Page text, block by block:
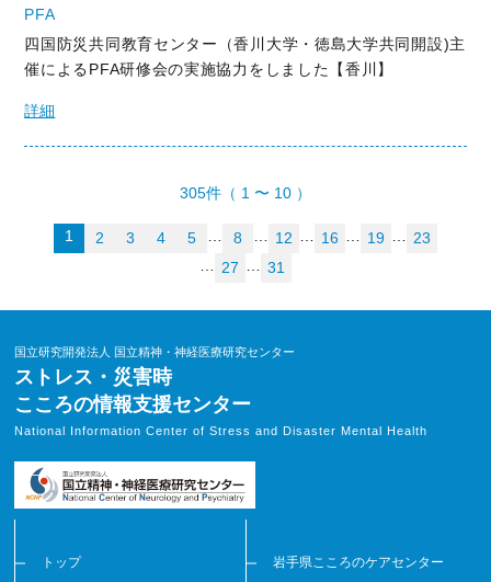
PFA
四国防災共同教育センター（香川大学・徳島大学共同開設)主
催によるPFA研修会の実施協力をしました【香川】
詳細
305件（ 1 〜 10 ）
1 2 3 4 5 8 12 16 19
23
27 31
国立研究開発法人 国立精神・神経医療研究センター
ストレス・災害時
こころの情報支援センター
National Information Center of Stress and Disaster Mental Health
トップ
岩手県こころのケアセンター